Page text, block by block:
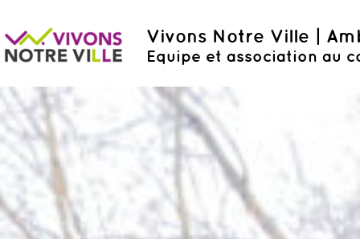
Vivons Notre Ville |
Equipe et association au